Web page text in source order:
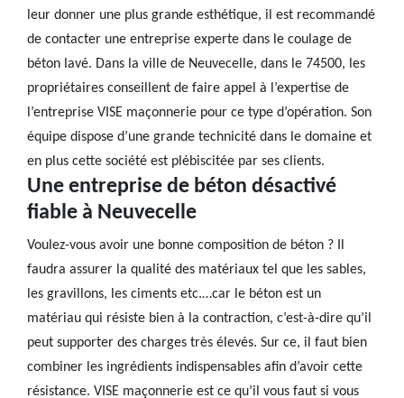
leur donner une plus grande esthétique, il est recommandé
de contacter une entreprise experte dans le coulage de
béton lavé. Dans la ville de Neuvecelle, dans le 74500, les
propriétaires conseillent de faire appel à l’expertise de
l’entreprise VISE maçonnerie pour ce type d’opération. Son
équipe dispose d’une grande technicité dans le domaine et
en plus cette société est plébiscitée par ses clients.
Une entreprise de béton désactivé
fiable à Neuvecelle
Voulez-vous avoir une bonne composition de béton ? Il
faudra assurer la qualité des matériaux tel que les sables,
les gravillons, les ciments etc.…car le béton est un
matériau qui résiste bien à la contraction, c’est-à-dire qu’il
peut supporter des charges très élevés. Sur ce, il faut bien
combiner les ingrédients indispensables afin d’avoir cette
résistance. VISE maçonnerie est ce qu’il vous faut si vous